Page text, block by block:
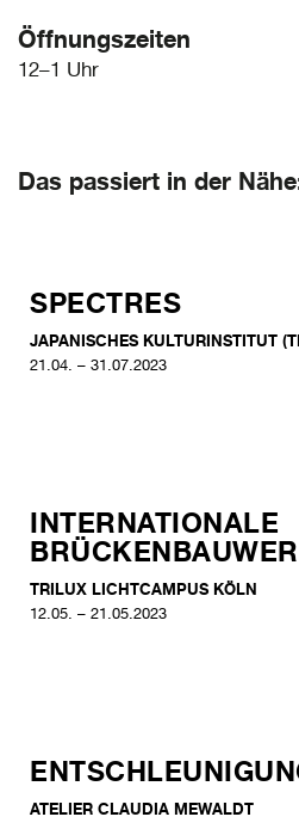
Öffnungszeiten
12–1 Uhr
Das passiert in der
SPECTRES
JAPANISCHES KULTURINSTITUT
21.04. – 31.07.2023
INTERNATIONALE
TRILUX LICHTCAMPUS KÖLN
12.05. – 21.05.2023
ATELIER CLAUDIA MEWALDT